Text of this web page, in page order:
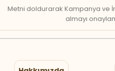
Metni doldurarak Kampanya ve
almayı